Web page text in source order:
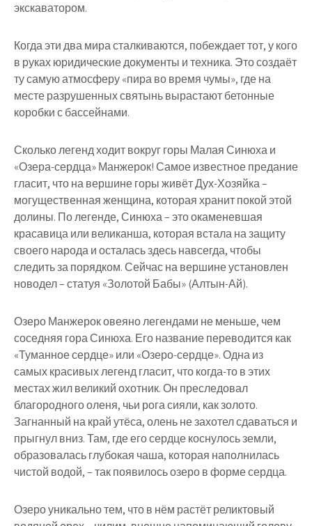
экскаватором.
Когда эти два мира сталкиваются, побеждает тот, у кого
в руках юридические документы и техника. Это создаёт
ту самую атмосферу «пира во время чумы», где на
месте разрушенных святынь вырастают бетонные
коробки с бассейнами.
Сколько легенд ходит вокруг горы Малая Синюха и
«Озера-сердца» Манжерок! Самое известное предание
гласит, что на вершине горы живёт Дух-Хозяйка –
могущественная женщина, которая хранит покой этой
долины. По легенде, Синюха – это окаменевшая
красавица или великанша, которая встала на защиту
своего народа и осталась здесь навсегда, чтобы
следить за порядком. Сейчас на вершине установлен
новодел – статуя «Золотой Бабы» (Алтын-Ай).
Озеро Манжерок овеяно легендами не меньше, чем
соседняя гора Синюха. Его название переводится как
«Туманное сердце» или «Озеро-сердце». Одна из
самых красивых легенд гласит, что когда-то в этих
местах жил великий охотник. Он преследовал
благородного оленя, чьи рога сияли, как золото.
Загнанный на край утёса, олень не захотел сдаваться и
прыгнул вниз. Там, где его сердце коснулось земли,
образовалась глубокая чаша, которая наполнилась
чистой водой, – так появилось озеро в форме сердца.
Озеро уникально тем, что в нём растёт реликтовый